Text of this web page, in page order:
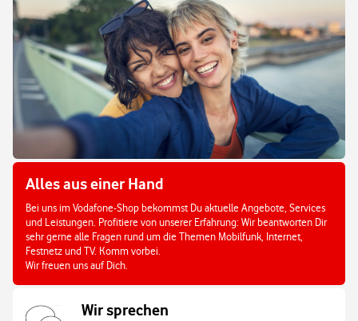
Alles aus einer Hand
Bei uns im Vodafone-Shop bekommst Du aktuelle Angebote, Services
und Leistungen. Profitiere von unserer Erfahrung: Wir beantworten Dir
sehr gerne alle Fragen rund um die Themen Mobilfunk, Internet,
Festnetz und TV. Komm vorbei.
Wir freuen uns auf Dich.
Wir sprechen